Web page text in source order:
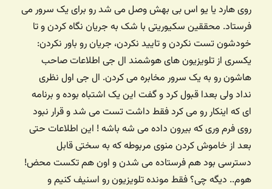
روی هارد یا یو اس بی بهش وصل می شد رو برای یک سرور می
فرستاد. محققین سکیوریتی با شک به جریان نگاه کردن و تا
خودشون تست نکردن و تایید نکردن، جریان رو باور نکردن:
یکسری از تلویزیون های هوشمند ال جی اطلاعات صاحب
هاشون رو به یک سرور مخابره می کردن. ال جی اول نظری
نداد ولی بعدا قبول کرد و گفت این یک اشتباه بوده و برنامه
ای که اینکار رو می کرد فقط داشت تست می شد و قرار نبود
روی فرم وری که بیرون داده می شه باشه ! این اطلاعات حتی
بعد از خاموش کردن منوی مربوطه که به سختی قابل
دسترسی بود هم فرستاده می شدن و اون هم تکست محض!
هوم.. دیگه چی؟ فقط مونده تلویزیون رو اسنیف کنیم و